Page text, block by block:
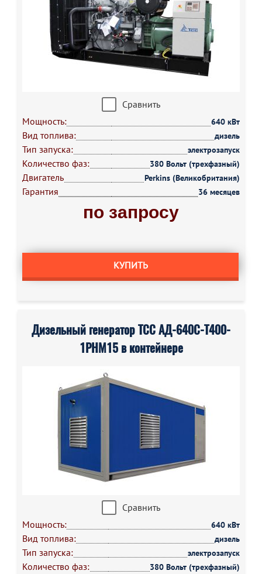
Сравнить
Мощность:
640 кВт
Вид топлива: дизель
Тип запуска: электрозапуск
Количество фаз: 380 Вольт (трехфазный)
Двигатель Perkins (Великобритания)
Гарантия 36 месяцев
по запросу
КУПИТЬ
Дизельный генератор ТСС АД-640С-Т400-
1РНМ15 в контейнере
Сравнить
Мощность:
640 кВт
Вид топлива: дизель
Тип запуска: электрозапуск
Количество фаз: 380 Вольт (трехфазный)